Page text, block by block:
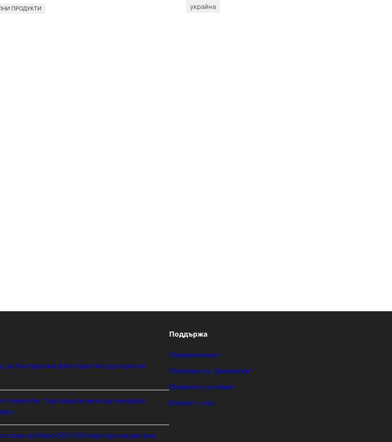
ПРОДУКТИ
украйна
за българския флот пристига до края на
етикетите: Търговците вече ще показват
стоки за близо 650 000 евро при акция във
Поддържа
Поверителност
Политика за „бисквитки“
Правила и условия
Контакт с нас